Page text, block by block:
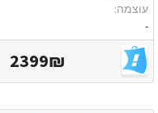
עוצמה:
-
2399₪